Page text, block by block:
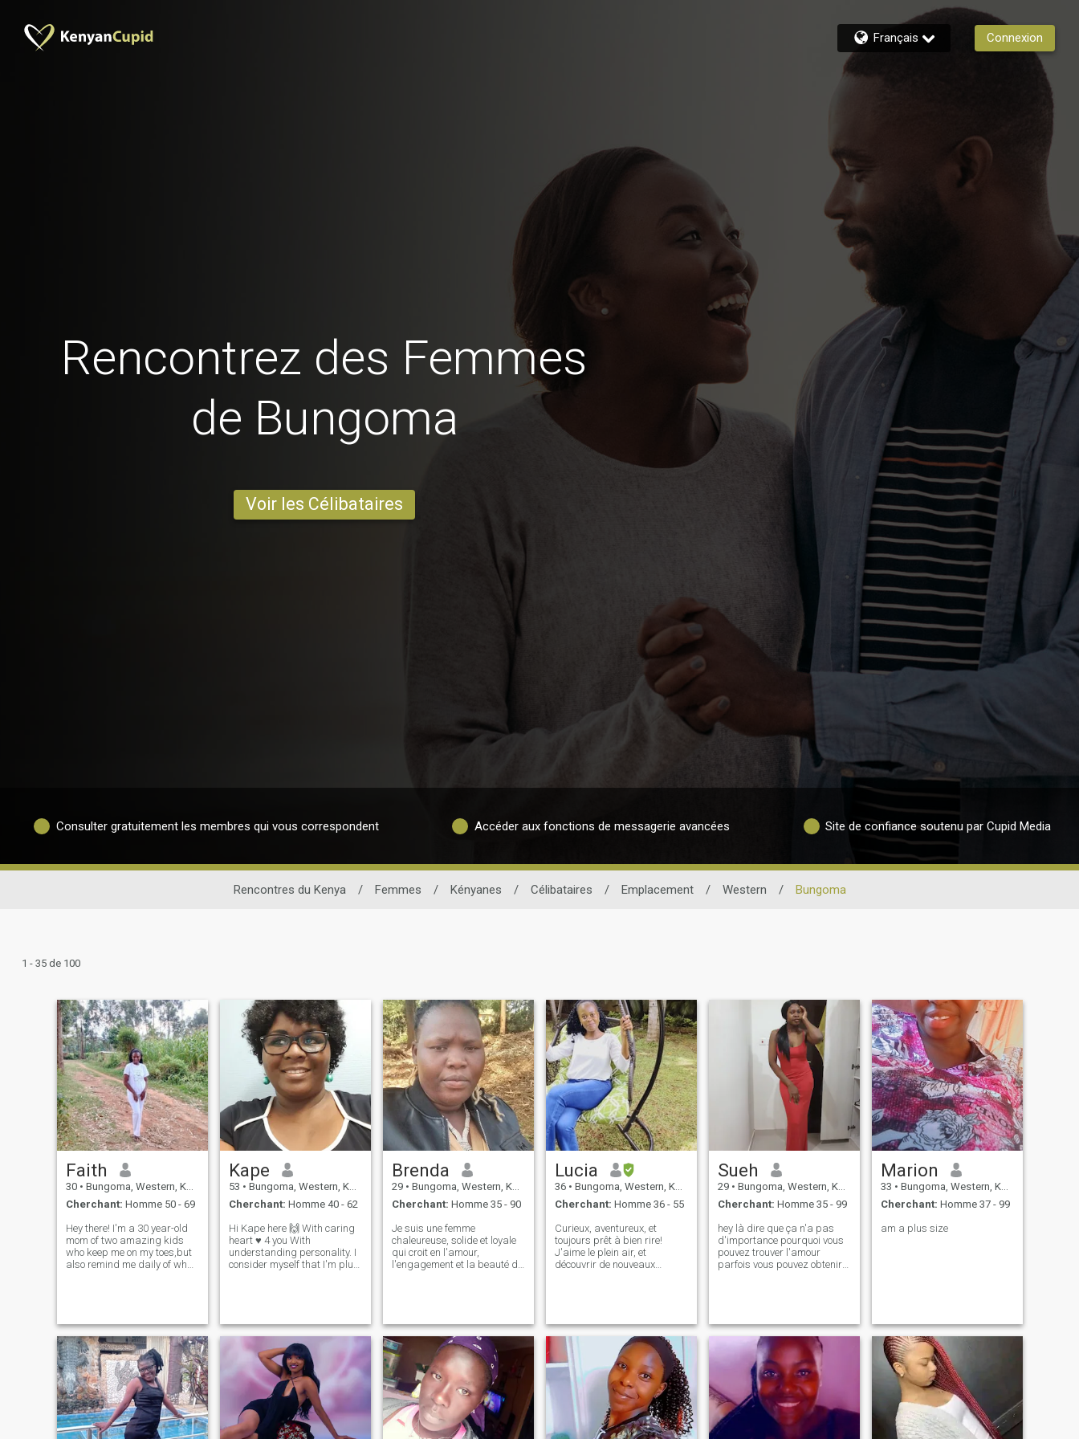
Français Connexion
Rencontrez des Femmes
de Bungoma
Voir les Célibataires
Consulter gratuitement les membres qui vous correspondent Accéder aux fonctions de messagerie avancées Site de confiance soutenu par Cupid Media
Rencontres du Kenya / Femmes / Kényanes / Célibataires / Emplacement / Western / Bungoma
1 - 35 de 100
Faith
30 • Bungoma, Western, Kenya
Cherchant: Homme 50 - 69
Hey there! I'm a 30 year-old
mom of two amazing kids
who keep me on my toes,but
also remind me daily of what
binging a Netflix series,or
plann
Kape
53 • Bungoma, Western, Kenya
Cherchant: Homme 40 - 62
Hi Kape here 🙌 With caring
heart ♥ 4 you With
understanding personality. I
consider myself that I'm plus
pictures of original me I th
Brenda
29 • Bungoma, Western, Kenya
Cherchant: Homme 35 - 90
Je suis une femme
chaleureuse, solide et loyale
qui croit en l'amour,
l'engagement et la beauté de
comprends les joies (et les
défis) de la parentalité. Je ne
suis pas ici pour des jeux ou
des aventures
occasionnelles. Je cherche
une relation sérieuse et
exclusive qui mène au
mariage avec quelqu'un qui
valorise la famille, la loyauté
et l'honnêteté. J'aime les
Lucia
36 • Bungoma, Western, Kenya
Cherchant: Homme 36 - 55
Curieux, aventureux, et
toujours prêt à bien rire!
J'aime le plein air, et
découvrir de nouveaux
conversations profondes
autour d'un café, je crois en
tirer le meilleur parti de la vie.
Je cherche quelqu'un qui
aime les aventures
amusantes, les moments
significatifs, et un peu de
méchanceté en cours de
route!
Sueh
29 • Bungoma, Western, Kenya
Cherchant: Homme 35 - 99
hey là dire que ça n'a pas
d'importance pourquoi vous
pouvez trouver l'amour
parfois vous pouvez obtenir
pouvez obtenir cela amour je
suis ici pour trouver mon
battement de coeur ❤️
Quelqu'un vilain drôle
quelqu'un qui est
respectueux je ne suis pas là
pour envoyer des nus ou la
vidéo est juste l'amour j'ai un
enfant ses 9 ans je suis une
Marion
33 • Bungoma, Western, Kenya
Cherchant: Homme 37 - 99
am a plus size